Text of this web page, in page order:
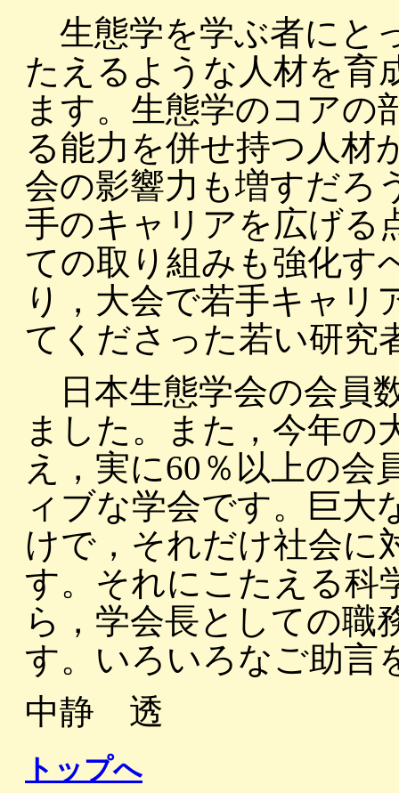
生態学を学ぶ者にと
たえるような人材を育
ます。生態学のコアの
る能力を併せ持つ人材
会の影響力も増すだろ
手のキャリアを広げる
ての取り組みも強化す
り，大会で若手キャリ
てくださった若い研究
日本生態学会の会員
ました。また，今年の
え，実に60％以上の会
ィブな学会です。巨大
けで，それだけ社会に
す。それにこたえる科
ら，学会長としての職
す。いろいろなご助言
中静 透
トップへ